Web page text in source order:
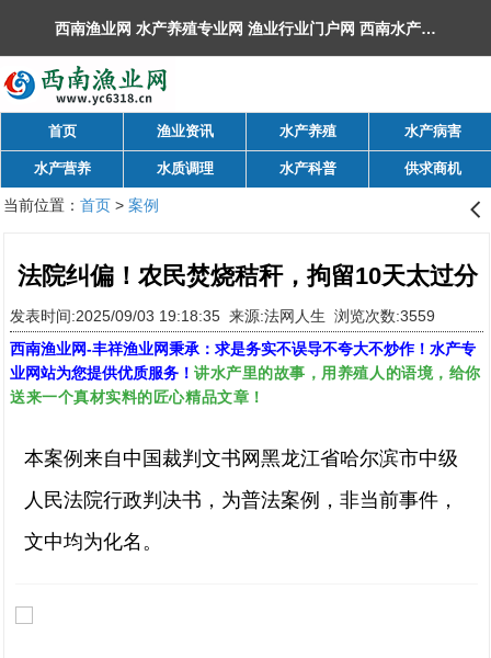
西南渔业网 水产养殖专业网 渔业行业门户网 ​西南水产网 丰祥渔业网 永川水花网，欢迎光临！
首页 渔业资讯 水产养殖 水产病害
水产营养 水质调理 水产科普 供求商机
当前位置： 首页> 案例 󰊒
法院纠偏！农民焚烧秸秆，拘留10天太过分
发表时间:2025/09/03 19:18:35 来源:法网人生 浏览次数:3559
西南渔业网-丰祥渔业网秉承：求是务实不误导不夸大不炒作！水产专
业网站为您提供优质服务！ 讲水产里的故事，用养殖人的语境，给你
送来一个真材实料的匠心精品文章！
本案例来自中国裁判文书网黑龙江省哈尔滨市中级
人民法院行政判决书，为普法案例，非当前事件，
文中均为化名。